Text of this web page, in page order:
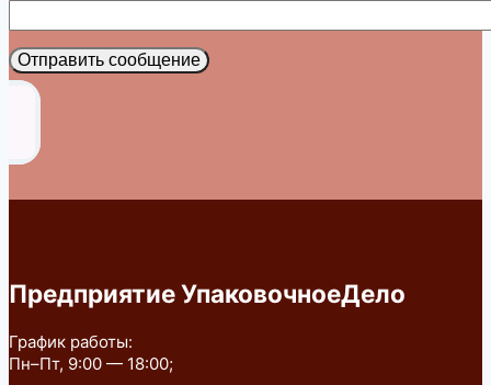
Отправить сообщение
Предприятие УпаковочноеДело
График работы:
Пн–Пт, 9:00 — 18:00;